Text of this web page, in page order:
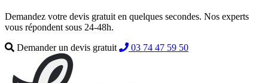
Demandez votre devis gratuit en quelques secondes. Nos experts
vous répondent sous 24-48h.
Demander un devis gratuit
03 74 47 59 50